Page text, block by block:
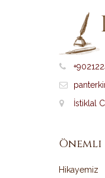
İstiklal
Hikayemiz